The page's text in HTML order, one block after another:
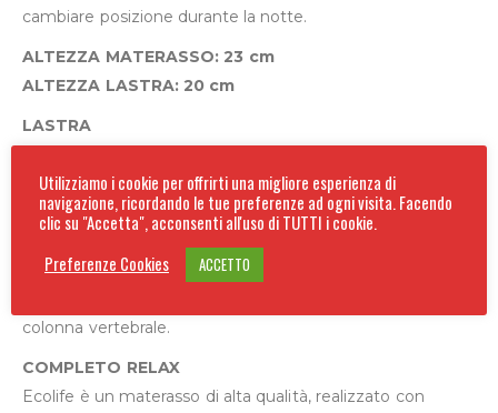
cambiare posizione durante la notte.
ALTEZZA MATERASSO: 23 cm
ALTEZZA LASTRA: 20 cm
LASTRA
parte superiore è composta da una lastra in Beneform
Memory termovariabile ed automodellante.
traspirabilità, mentre lo strato inferiore in Beneform Air
colonna vertebrale.
COMPLETO RELAX
Ecolife è un materasso di alta qualità, realizzato con
Utilizziamo i cookie per offrirti una migliore esperienza di
navigazione, ricordando le tue preferenze ad ogni visita. Facendo
clic su "Accetta", acconsenti all'uso di TUTTI i cookie.
Preferenze Cookies
ACCETTO